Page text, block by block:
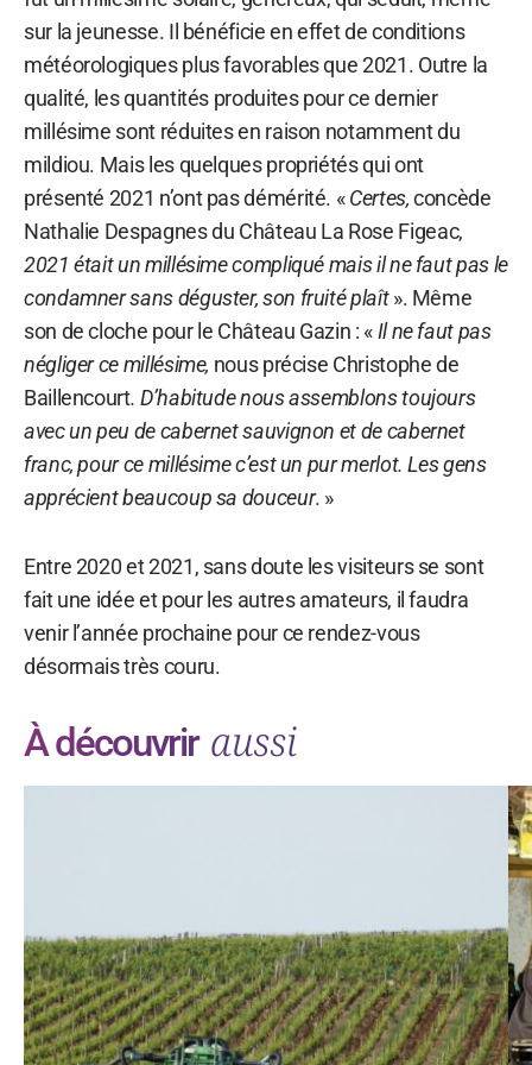
sur la jeunesse. Il bénéficie en effet de conditions
météorologiques plus favorables que 2021. Outre la
qualité, les quantités produites pour ce dernier
millésime sont réduites en raison notamment du
mildiou. Mais les quelques propriétés qui ont
présenté 2021 n’ont pas démérité. «Certes,concède
Nathalie Despagnes du Château La Rose Figeac,
2021 était un millésime compliqué mais il ne faut pas le
condamner sans déguster, son fruité plaît». Même
son de cloche pour le Château Gazin : « Il ne faut pas
négliger ce millésime, nous précise Christophe de
Baillencourt. D’habitude nous assemblons toujours
avec un peu de cabernet sauvignon et de cabernet
franc, pour ce millésime c’est un pur merlot. Les gens
apprécient beaucoup sa douceur. »
Entre 2020 et 2021, sans doute les visiteurs se sont
fait une idée et pour les autres amateurs, il faudra
venir l’année prochaine pour ce rendez-vous
désormais très couru.
À découvrir aussi